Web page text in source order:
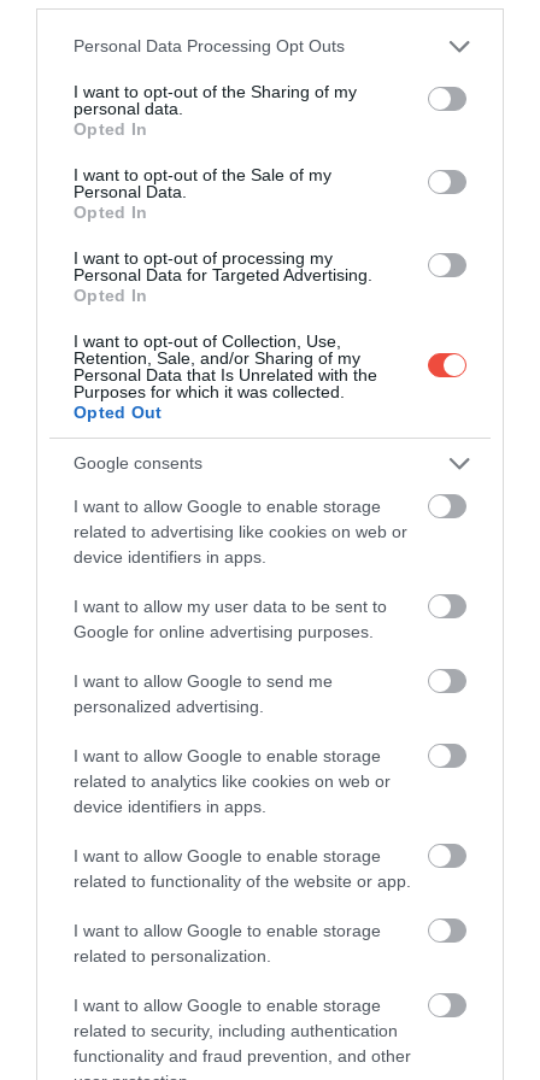
Please note that this website/app uses one or more Google
not limited to your visit or usage behaviour. You may click to
grant or deny consent to Google and its third-party tags to
use your data for below specified purposes in below Google
consent section.
Personal Data Processing Opt Outs
I want to opt-out of the Sharing of my
personal data.
Opted In
I want to opt-out of the Sale of my
Personal Data.
Opted In
I want to opt-out of processing my
Personal Data for Targeted Advertising.
Opted In
I want to opt-out of Collection, Use,
Retention, Sale, and/or Sharing of my
Personal Data that Is Unrelated with the
Purposes for which it was collected.
Opted Out
Google consents
I want to allow Google to enable storage
related to advertising like cookies on web or
device identifiers in apps.
I want to allow my user data to be sent to
Google for online advertising purposes.
I want to allow Google to send me
personalized advertising.
I want to allow Google to enable storage
related to analytics like cookies on web or
device identifiers in apps.
I want to allow Google to enable storage
related to functionality of the website or app.
I want to allow Google to enable storage
related to personalization.
I want to allow Google to enable storage
related to security, including authentication
functionality and fraud prevention, and other
A szálláshelyek közé tartozik például a
Villa Dali
Danae, amit egy régi villából alakították ki. A 85
négyzetméteres, hatszemélyes apartmanban
három hálószoba, két fürdőszoba, egy nappali,
valamint egy teljesen felszerelt konyha található – a
megjelenik az ókor, és az antik bútoroktól, az
olajfestményektől és a rácskerítésektől valóban úgy
lennénk.
A post shared by Mu He (@cmizru_mulasaki)